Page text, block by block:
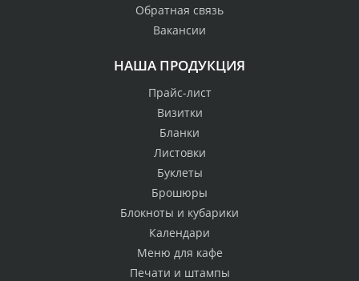
Обратная связь
Вакансии
НАША ПРОДУКЦИЯ
Прайс-лист
Визитки
Бланки
Листовки
Буклеты
Брошюры
Блокноты и кубарики
Календари
Меню для кафе
Печати и штампы